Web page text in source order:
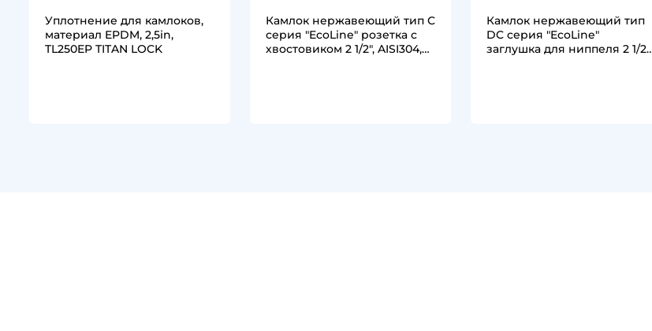
Уплотнение для камлоков,
материал EPDM, 2,5in,
TL250EP TITAN LOCK
Камлок нержавеющий тип С
серия "EcoLine" розетка с
хвостовиком 2 1/2", AISI304,…
Камлок нержавеющий тип
DC серия "EcoLine"
заглушка для ниппеля 2 1/2",